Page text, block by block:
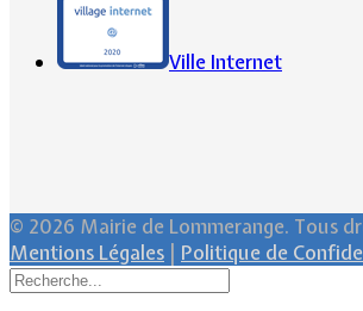
Ville Internet
© 2026 Mairie de Lommerange. Tous
Mentions Légales
Politique de